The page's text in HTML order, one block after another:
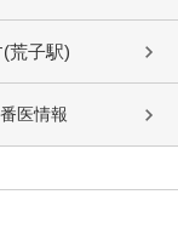
荒子駅)
医情報